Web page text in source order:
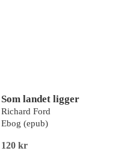
Som landet ligger
Richard Ford
Ebog (epub)
120 kr